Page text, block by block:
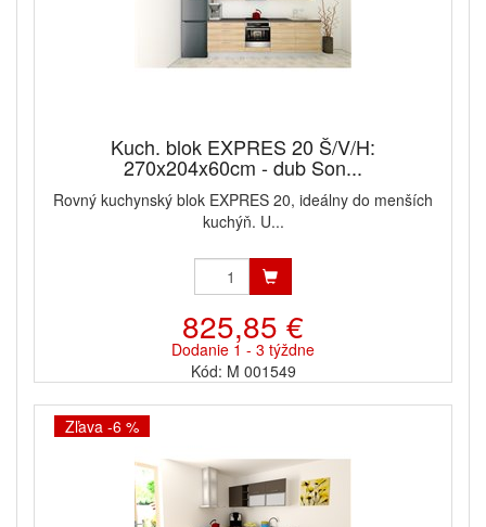
Kuch. blok EXPRES 20 Š/V/H:
270x204x60cm - dub Son...
Rovný kuchynský blok EXPRES 20, ideálny do menších
kuchýň. U...
825,85 €
Dodanie 1 - 3 týždne
Kód: M 001549
Zľava -6 %